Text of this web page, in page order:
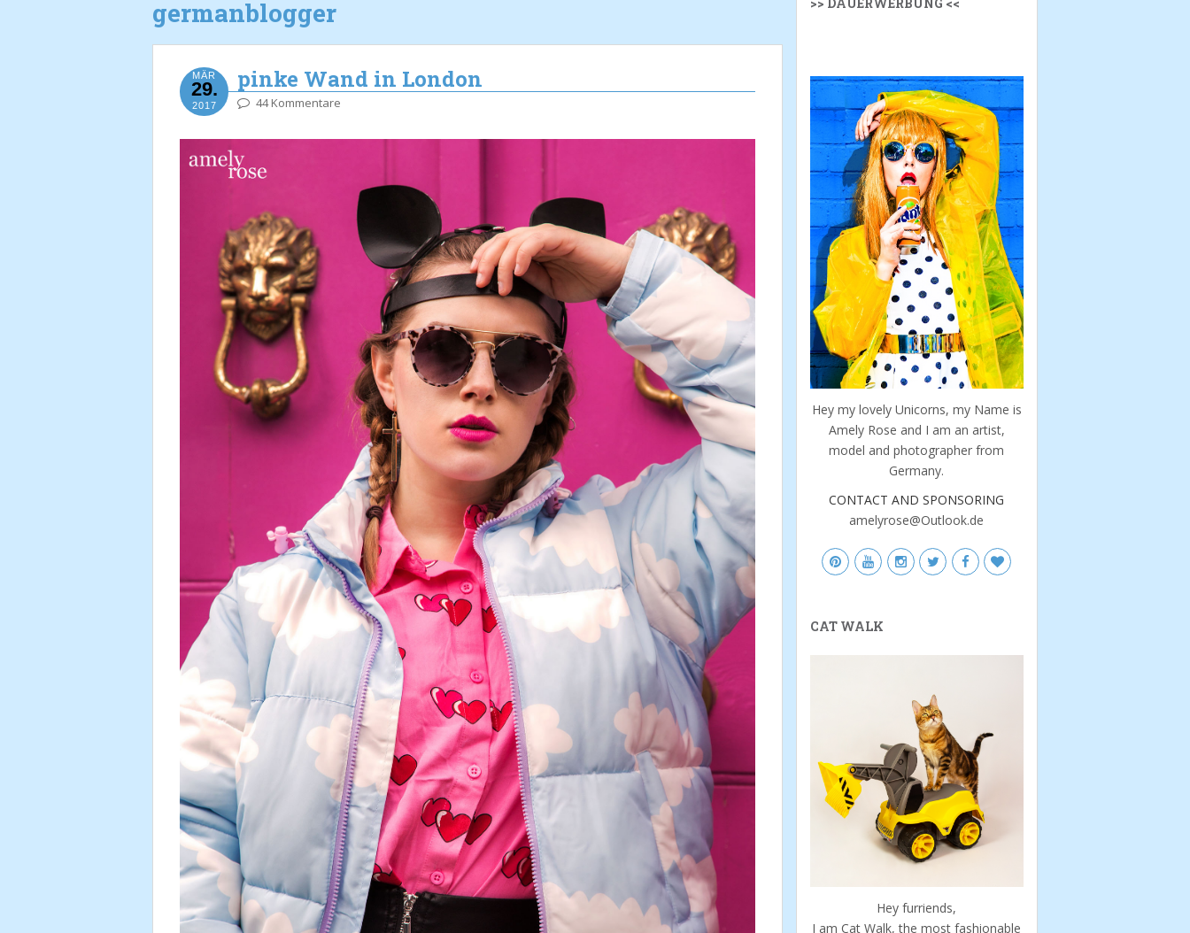
germanblogger
MÄR
29.
2017
pinke Wand in London
44 Kommentare
Hey my lovely Unicorns, my Name is
Amely Rose and I am an artist,
model and photographer from
Germany.
CONTACT AND SPONSORING
amelyrose@Outlook.de
CAT WALK
Hey furriends,
I am Cat Walk, the most fashionable